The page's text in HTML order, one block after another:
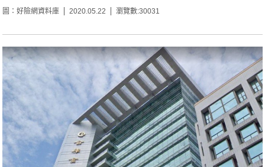
圖：好險網資料庫 2020.05.22 瀏覽數:30031